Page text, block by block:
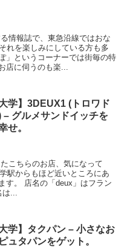
情報誌で、東急沿線ではおな
れを楽しみにしている方も多
」というコーナーでは街毎の特
店に伺うのも楽...
大学】3DEUX1 (トロワド
– グルメサンドイッチを
せ。
こちらのお店、気になって
駅からもほど近いところにあ
す。 店名の「deux」はフラン
...
大学】タクパン – 小さなお
ュタパンをゲット。